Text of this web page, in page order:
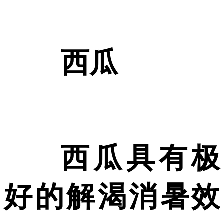
西瓜
西瓜具有极
好的解渴消暑效